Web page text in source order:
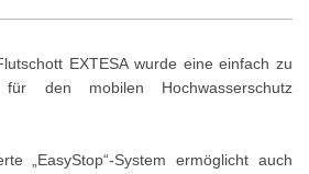
EXTESA wurde eine einfach zu
den mobilen Hochwasserschutz
„EasyStop“-System ermöglicht auch